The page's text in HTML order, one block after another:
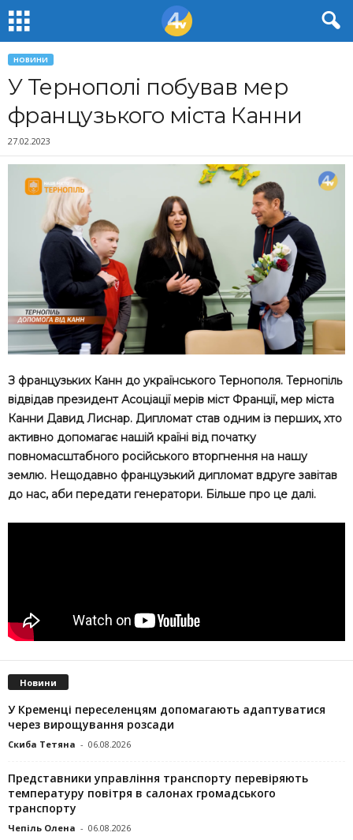
НОВИНИ
У Тернополі побував мер
французького міста Канни
27.02.2023
З французьких Канн до українського Тернополя. Тернопіль
відвідав президент Асоціації мерів міст Франції, мер міста
Канни Давид Лиснар. Дипломат став одним із перших, хто
активно допомагає нашій країні від початку
повномасштабного російського вторгнення на нашу
землю. Нещодавно французький дипломат вдруге завітав
до нас, аби передати генератори. Більше про це далі.
Новини
У Кременці переселенцям допомагають адаптуватися
через вирощування розсади
Скиба Тетяна - 06.08.2026
Представники управління транспорту перевіряють
температуру повітря в салонах громадського
транспорту
Чепіль Олена - 06.08.2026